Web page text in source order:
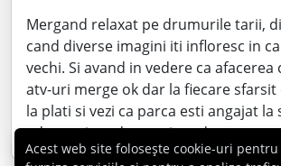
Mergand relaxat pe drumurile tarii,
cand diverse imagini iti infloresc in
vechi. Si avand in vedere ca afacerea
atv-uri merge ok dar la fiecare
la plati si vezi ca parca esti angajat la
adus aminte de o scriere de-a…
Acest web site folosește cookie-uri pentru